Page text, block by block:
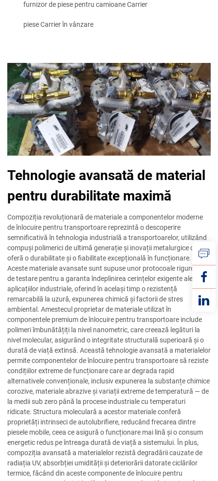
furnizor de piese pentru camioane Carrier
piese Carrier în vânzare
Tehnologie avansată de material
pentru durabilitate maximă
Compoziția revoluționară de materiale a componentelor moderne
de înlocuire pentru transportoare reprezintă o descoperire
semnificativă în tehnologia industrială a transportoarelor, utilizând
compuși polimerici de ultimă generație și inovații metalurgice care
oferă o durabilitate și o fiabilitate excepțională în funcționare.
Aceste materiale avansate sunt supuse unor protocoale riguroase
de testare pentru a garanta îndeplinirea cerințelor exigente ale
aplicațiilor industriale, oferind în același timp o rezistență
remarcabilă la uzură, expunerea chimică și factorii de stres
ambiental. Amestecul proprietar de materiale utilizat în
componentele premium de înlocuire pentru transportoare include
polimeri îmbunătățiți la nivel nanometric, care creează legături la
nivel molecular, asigurând o integritate structurală superioară și o
durată de viață extinsă. Această tehnologie avansată a materialelor
permite componentelor de înlocuire pentru transportoare să reziste
condițiilor extreme de funcționare care ar degrada rapid
alternativele convenționale, inclusiv expunerea la substanțe chimice
corozive, materiale abrazive și variații extreme de temperatură — de
la medii sub zero până la procese industriale cu temperaturi
ridicate. Structura moleculară a acestor materiale conferă
proprietăți intrinseci de autolubrifiere, reducând frecarea dintre
piesele mobile, ceea ce asigură o funcționare mai lină și o consum
energetic redus pe întreaga durată de viață a sistemului. În plus,
compoziția avansată a materialelor rezistă degradării cauzate de
radiația UV, absorbției umidității și deteriorării datorate ciclărilor
termice, făcând din aceste componente de înlocuire pentru